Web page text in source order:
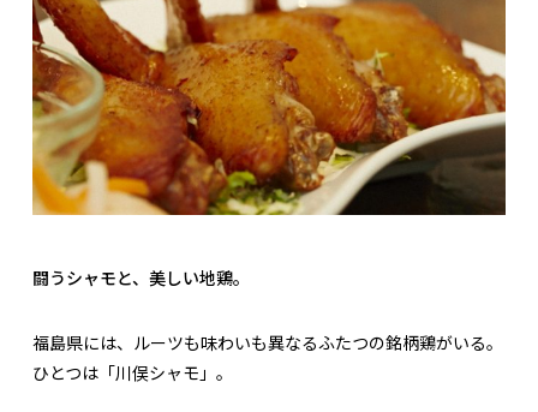
闘うシャモと、美しい地鶏。
福島県には、ルーツも味わいも異なるふたつの銘柄鶏がいる。
ひとつは「川俣シャモ」。